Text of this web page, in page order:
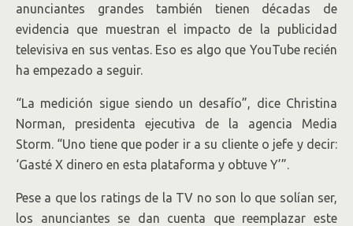
anunciantes grandes también tienen décadas de
evidencia que muestran el impacto de la publicidad
televisiva en sus ventas. Eso es algo que YouTube recién
ha empezado a seguir.
“La medición sigue siendo un desafío”, dice Christina
Norman, presidenta ejecutiva de la agencia Media
Storm. “Uno tiene que poder ir a su cliente o jefe y decir:
‘Gasté X dinero en esta plataforma y obtuve Y’”.
Pese a que los ratings de la TV no son lo que solían ser,
los anunciantes se dan cuenta que reemplazar este